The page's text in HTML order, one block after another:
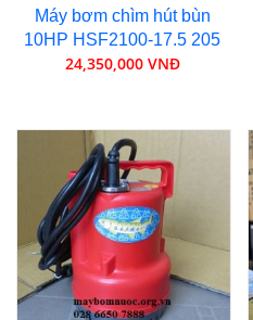
Máy bơm chìm hút bùn
10HP HSF2100-17.5 205
24,350,000 VNĐ